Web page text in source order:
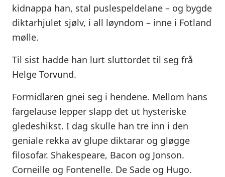
kidnappa han, stal puslespeldelane – og bygde
diktarhjulet sjølv, i all løyndom – inne i Fotland
mølle.
Til sist hadde han lurt sluttordet til seg frå
Helge Torvund.
Formidlaren gnei seg i hendene. Mellom hans
fargelause lepper slapp det ut hysteriske
gledeshikst. I dag skulle han tre inn i den
geniale rekka av glupe diktarar og gløgge
filosofar. Shakespeare, Bacon og Jonson.
Corneille og Fontenelle. De Sade og Hugo.